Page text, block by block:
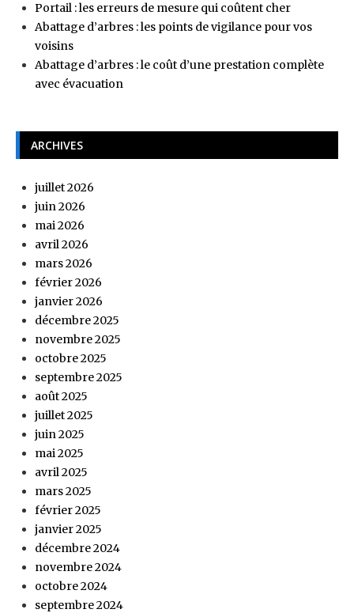
Portail : les erreurs de mesure qui coûtent cher
Abattage d’arbres : les points de vigilance pour vos
voisins
Abattage d’arbres : le coût d’une prestation complète
avec évacuation
ARCHIVES
juillet 2026
juin 2026
mai 2026
avril 2026
mars 2026
février 2026
janvier 2026
décembre 2025
novembre 2025
octobre 2025
septembre 2025
août 2025
juillet 2025
juin 2025
mai 2025
avril 2025
mars 2025
février 2025
janvier 2025
décembre 2024
novembre 2024
octobre 2024
septembre 2024